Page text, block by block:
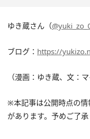
ゆき蔵さん（
ブログ： https://
（漫画：ゆき蔵、文：
※本記事は公開時点の情
があります。予めご了承